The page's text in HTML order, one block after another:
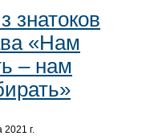
знатоков
«Нам
– нам
2021 г.